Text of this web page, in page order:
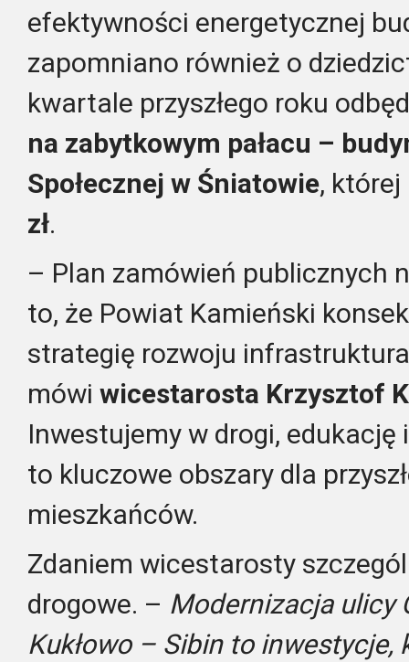
efektywności energetycznej
zapomniano również o
kwartale przyszłego roku
na zabytkowym pałacu –
Społecznej w Śniatowie,
zł.
– Plan zamówień publicznych
to, że Powiat Kamieński
strategię rozwoju
mówi wicestarosta Krzysztof
Inwestujemy w drogi, edukację
to kluczowe obszary dla
mieszkańców.
Zdaniem wicestarosty
drogowe. – Modernizacja ulicy
Kukłowo – Sibin to